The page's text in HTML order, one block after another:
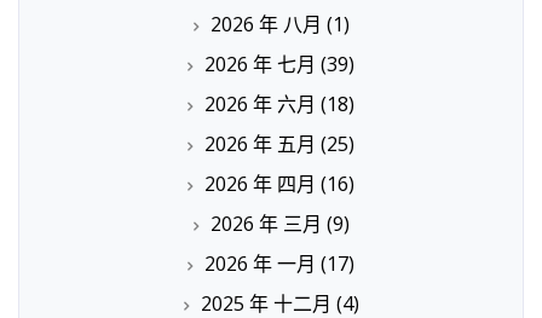
2026 年 八月 (1)
2026 年 七月 (39)
2026 年 六月 (18)
2026 年 五月 (25)
2026 年 四月 (16)
2026 年 三月 (9)
2026 年 一月 (17)
2025 年 十二月 (4)